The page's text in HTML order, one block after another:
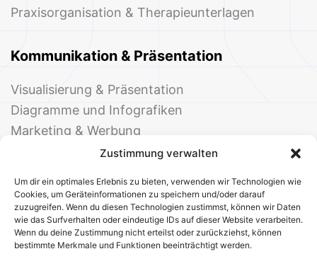
Zustimmung verwalten
Um dir ein optimales Erlebnis zu bieten, verwenden wir Technologien wie
Cookies, um Geräteinformationen zu speichern und/oder darauf
zuzugreifen. Wenn du diesen Technologien zustimmst, können wir Daten
wie das Surfverhalten oder eindeutige IDs auf dieser Website verarbeiten.
Wenn du deine Zustimmung nicht erteilst oder zurückziehst, können
bestimmte Merkmale und Funktionen beeinträchtigt werden.
Praxisorganisation & Therapieunterlagen
Kommunikation & Präsentation
Visualisierung & Präsentation
Diagramme und Infografiken
Marketing & Werbung
Events & Einladungen
© 2025 Deine Welt der Office-Vorlagen